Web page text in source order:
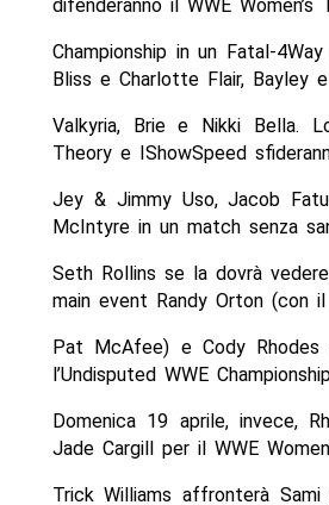
difenderanno il WWE Women’s
Championship in un Fatal-
Bliss e Charlotte Flair, Bayley
Valkyria, Brie e Nikki Bella.
Theory e IShowSpeed
Jey & Jimmy Uso, Jacob
McIntyre in un match senza
Seth Rollins se la dovrà
main event Randy Orton (con
Pat McAfee) e Cody Rhodes
l’Undisputed WWE
Domenica 19 aprile, invece,
Jade Cargill per il WWE
Trick Williams affronterà